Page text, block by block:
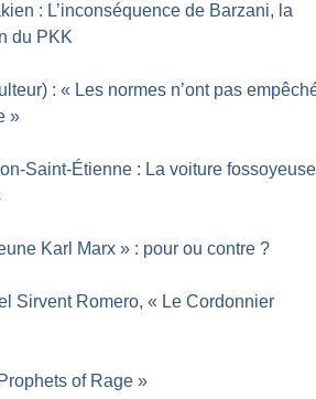
: L’inconséquence de Barzani, la
du PKK
: « Les normes n’ont pas
»
Saint-Étienne : La voiture fossoyeuse
Karl Marx » : pour ou contre ?
Sirvent Romero, « Le Cordonnier
Prophets of Rage »